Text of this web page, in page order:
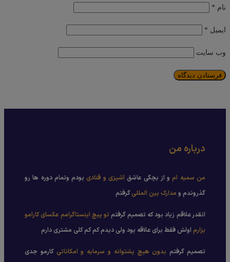
نام *
ایمیل *
وب‌ سایت
درباره من
من سمیه امو از بچگی عاشق آشپزی و قنادی بودم وتمام دوره ها رو
گذروندم و مدارک بین المللیگرفتم
انقدر علاقم زیاد بود که تصمیم گرفتم تو پیچ اینستاگرامم عکسای کارامو
بزارم اولش فقط برای علاقه بود ولی دیدم کم کم کلی مشتری دارم
تصمیم گرفتم بدون هیچ پشتوانه و سرمایه و امکاناتی کارمو جدی